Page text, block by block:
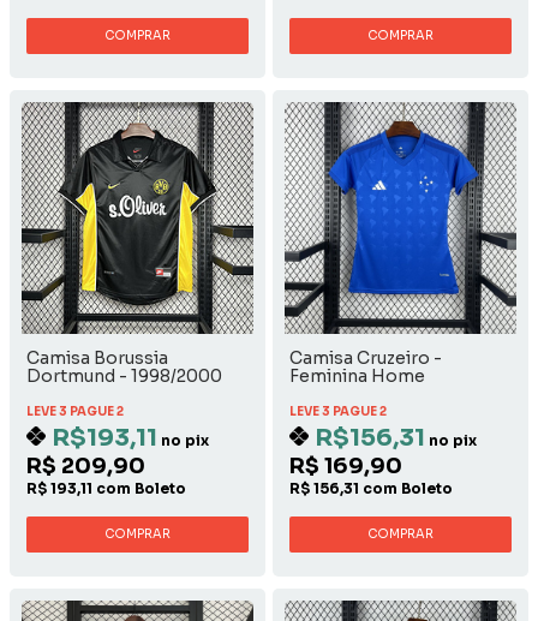
COMPRAR COMPRAR
Camisa Borussia
Dortmund - 1998/2000
LEVE 3 PAGUE 2
R$193,11 no pix
R$ 209,90
R$ 193,11 com Boleto
COMPRAR
Camisa Cruzeiro -
Feminina Home
LEVE 3 PAGUE 2
R$156,31 no pix
R$ 169,90
R$ 156,31 com Boleto
COMPRAR